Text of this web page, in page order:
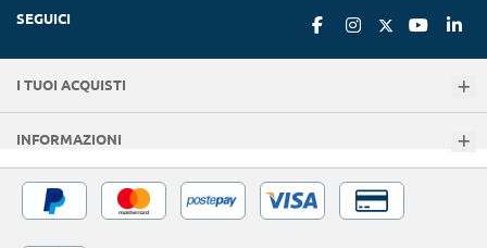
SEGUICI
I TUOI ACQUISTI
INFORMAZIONI